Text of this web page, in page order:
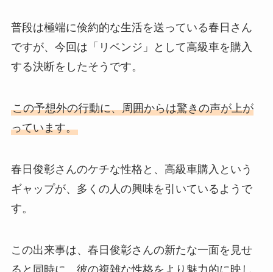
普段は極端に倹約的な生活を送っている春日さん
ですが、今回は「リベンジ」として高級車を購入
する決断をしたそうです。
この予想外の行動に、周囲からは驚きの声が上が
っています。
春日俊彰さんのケチな性格と、高級車購入という
ギャップが、多くの人の興味を引いているようで
す。
この出来事は、春日俊彰さんの新たな一面を見せ
ると同時に、彼の複雑な性格をより魅力的に映し